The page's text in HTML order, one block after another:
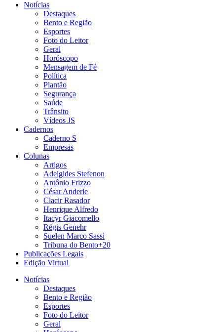
Notícias
Destaques
Bento e Região
Esportes
Foto do Leitor
Geral
Horóscopo
Mensagem de Fé
Política
Plantão
Segurança
Saúde
Trânsito
Vídeos JS
Cadernos
Caderno S
Empresas
Colunas
Artigos
Adelgides Stefenon
Antônio Frizzo
César Anderle
Clacir Rasador
Henrique Alfredo
Itacyr Giacomello
Régis Genehr
Suelen Marco Sassi
Tribuna do Bento+20
Publicações Legais
Edição Virtual
Notícias
Destaques
Bento e Região
Esportes
Foto do Leitor
Geral